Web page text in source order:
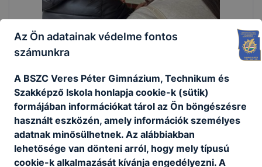
Az Ön adatainak védelme fontos
számunkra
A BSZC Veres Péter Gimnázium, Technikum és
Szakképző Iskola honlapja cookie-k (sütik)
formájában információkat tárol az Ön böngészésre
használt eszközén, amely információk személyes
adatnak minősülhetnek. Az alábbiakban
lehetősége van dönteni arról, hogy mely típusú
cookie-k alkalmazását kívánja engedélyezni. A